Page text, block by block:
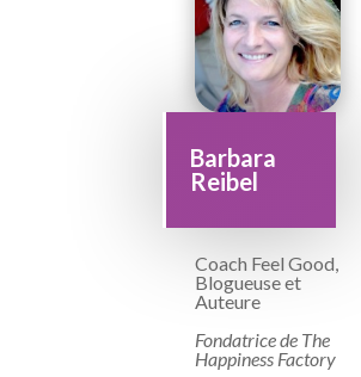
Barbara
Reibel
Coach Feel Good,
Blogueuse et
Auteure
Fondatrice de The
Happiness Factory